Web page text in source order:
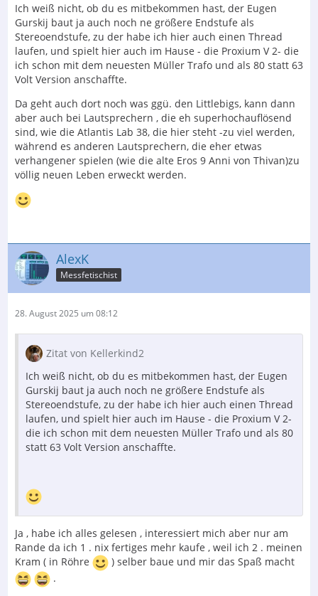
Ich weiß nicht, ob du es mitbekommen hast, der Eugen
Gurskij baut ja auch noch ne größere Endstufe als
Stereoendstufe, zu der habe ich hier auch einen Thread
laufen, und spielt hier auch im Hause - die Proxium V 2- die
ich schon mit dem neuesten Müller Trafo und als 80 statt 63
Volt Version anschaffte.
Da geht auch dort noch was ggü. den Littlebigs, kann dann
aber auch bei Lautsprechern , die eh superhochauflösend
sind, wie die Atlantis Lab 38, die hier steht -zu viel werden,
während es anderen Lautsprechern, die eher etwas
verhangener spielen (wie die alte Eros 9 Anni von Thivan)zu
völlig neuen Leben erweckt werden.
AlexK
Messfetischist
28. August 2025 um 08:12
Zitat von Kellerkind2
Ich weiß nicht, ob du es mitbekommen hast, der Eugen
Gurskij baut ja auch noch ne größere Endstufe als
Stereoendstufe, zu der habe ich hier auch einen Thread
laufen, und spielt hier auch im Hause - die Proxium V 2-
die ich schon mit dem neuesten Müller Trafo und als 80
statt 63 Volt Version anschaffte.
Ja , habe ich alles gelesen , interessiert mich aber nur am
Rande da ich 1 . nix fertiges mehr kaufe , weil ich 2 . meinen
Kram ( in Röhre
) selber baue und mir das Spaß macht
.